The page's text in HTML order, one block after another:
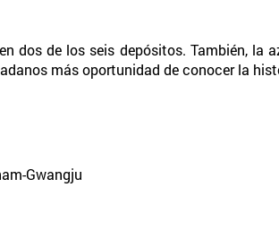
dos de los seis depósitos. También, la
más oportunidad de conocer la
Gwangju